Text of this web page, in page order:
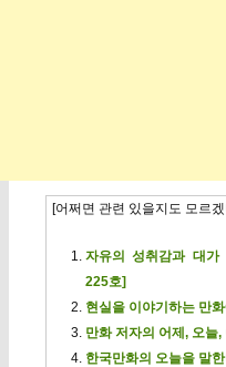
[어쩌면 관련 있을지도 모르
자유의 성취감과 대
225호]
현실을 이야기하는 만
만화 저자의 어제, 오늘
한국만화의 오늘을 말